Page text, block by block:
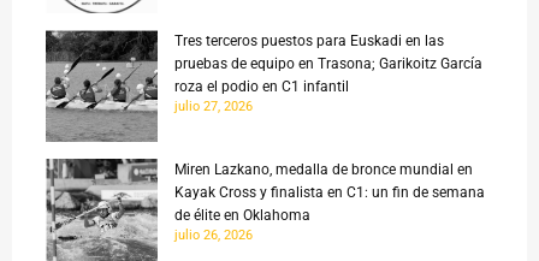
Tres terceros puestos para Euskadi en las
pruebas de equipo en Trasona; Garikoitz García
roza el podio en C1 infantil
julio 27, 2026
Miren Lazkano, medalla de bronce mundial en
Kayak Cross y finalista en C1: un fin de semana
de élite en Oklahoma
julio 26, 2026